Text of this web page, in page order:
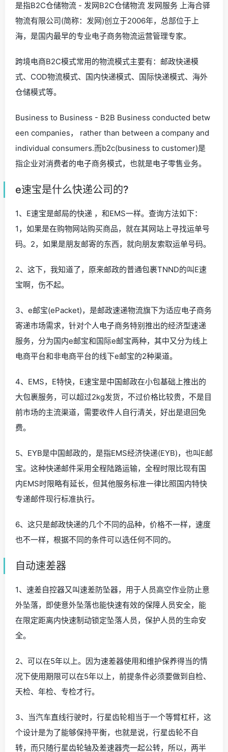
是指B2C仓储物流 - 发网B2C仓储物流 发网服务 上海合驿
物流有限公司(简称：发网)创立于2006年，总部位于上
海，是国内最早的专业电子商务物流运营管理专家。
跨境电商B2C模式常用的物流模式主要有：邮政快递模
式、COD物流模式、国内快递模式、国际快递模式、海外
仓储模式等。
Business to Business - B2B Business conducted betw
een companies， rather than between a company and
individual consumers.而b2c(business to customer)是
指企业对消费者的电子商务模式，也就是电子零售业务。
e速宝是什么快递公司的?
1、E速宝是邮局的快递 ，和EMS一样。查询方法如下：
1，如果是在购物网站购买商品，就在其网站上寻找运单号
码。2，如果是朋友邮寄的东西，就向朋友索取运单号码。
2、这下，我知道了，原来邮政的普通包裹TNND的叫E速
宝啊，伤不起。
3、e邮宝(ePacket)，是邮政速递物流旗下为适应电子商务
寄递市场需求，针对个人电子商务特别推出的经济型速递
服务，分为国内e邮宝和国际e邮宝两种，其中又分为线上
电商平台和非电商平台的线下e邮宝的2种渠道。
4、EMS，E特快，E速宝是中国邮政在小包基础上推出的
大包裹服务，可以超过2kg发货，不过价格比较贵，不是目
前市场的主流渠道，需要收件人自行清关，好出是退回免
费。
5、EYB是中国邮政的，是指EMS经济快递(EYB)，也叫E邮
宝。这种快递邮件采用全程陆路运输，全程时限比现有国
内EMS时限略有延长，但其他服务标准一律比照国内特快
专递邮件现行标准执行。
6、这只是邮政快递的几个不同的品种，价格不一样，速度
也不一样，根据不同的条件可以选任何不同的。
自动速差器
1、速差自控器又叫速差防坠器，用于人员高空作业防止意
外坠落，即使意外坠落也能快速有效的保障人员安全，能
在限定距离内快速制动锁定坠落人员，保护人员的生命安
全。
2、可以在5年以上。因为速差器使用和维护保养得当的情
况下使用期限可以在5年以上，前提条件必须要做到自检、
天检、年检、专检才行。
3、当汽车直线行驶时，行星齿轮相当于一个等臂杠杆，这
个设计是为了能够保持平衡，也就是说，行星齿轮不自
转，而只随行星齿轮轴及差速器壳一起公转，所以，两半